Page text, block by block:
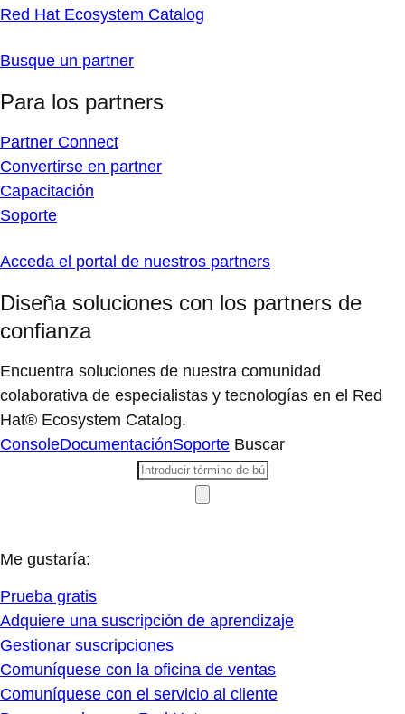
Red Hat Ecosystem Catalog
Busque un partner
Para los partners
Partner Connect
Convertirse en partner
Capacitación
Soporte
Acceda el portal de nuestros partners
Diseña soluciones con los partners de
confianza
Encuentra soluciones de nuestra comunidad
colaborativa de especialistas y tecnologías en el Red
Hat® Ecosystem Catalog.
ConsoleDocumentaciónSoporte Buscar
Me gustaría:
Prueba gratis
Adquiere una suscripción de aprendizaje
Gestionar suscripciones
Comuníquese con la oficina de ventas
Comuníquese con el servicio al cliente